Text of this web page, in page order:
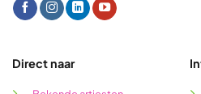
Direct naar